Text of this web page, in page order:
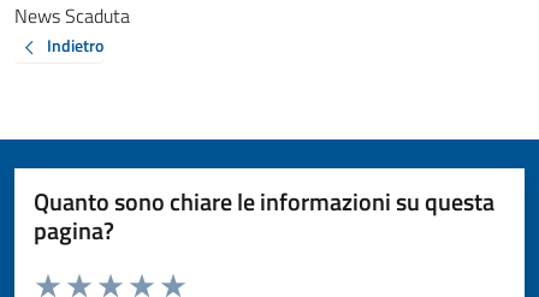
News Scaduta
Indietro
Quanto sono chiare le informazioni su questa
pagina?
Valuta da 1 a 5 stelle la pagina